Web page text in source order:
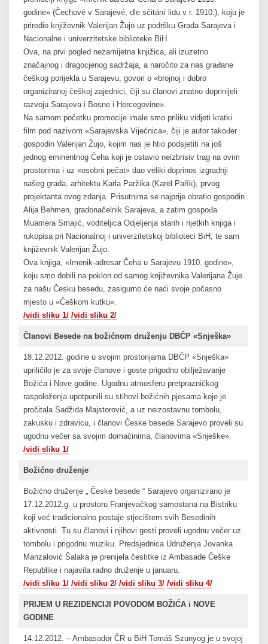
godine» (Čechové v Sarajevé, dle sčitání lidu v r. 1910.), koju je
priredio književnik Valerijan Žujo uz podršku Grada Sarajeva i
Nacionalne i univerzitetske biblioteke BiH.
Ova, na prvi pogled nezamijetna knjižica, ali izuzetno
značajnog i dragocjenog sadržaja, a naročito za nas građane
češkog porijekla u Sarajevu, govori o «brojnoj i dobro
organiziranoj češkoj zajednici, čiji su članovi znatno doprinijeli
razvoju Sarajeva i Bosne i Hercegovine».
Na samom početku promocije imale smo priliku vidjeti kratki
film pod nazivom «Sarajevska Vijećnica», čiji je autor također
gospodin Valerijan Žujo, kojim nas je htio podsjetiti na još
jednog eminentnog Čeha koji je ostavio neizbrisiv trag na ovim
prostorima i uz «osobni pečat» dao veliki doprinos izgradnji
našeg grada, arhitektu Karla Paržika (Karel Pařík), prvog
projektanta ovog zdanja. Prisutnima se najprije obratio gospodin
Alija Behmen, gradonačelnik Sarajeva, a zatim gospođa
Muamera Smajić, voditeljica Odjeljenja starih i rijetkih knjiga i
rukopisa pri Nacionalnoj i univerzitetskoj biblioteci BiH, te sam
književnik Valerijan Žujo.
Ova knjiga, «Imenik-adresar Čeha u Sarajevu 1910. godine»,
koju smo dobili na poklon od samog književnika Valerijana Žuje
za našu Česku besedu, zasigurno će naći svoje počasno
mjesto u «Češkom kutku».
/vidi sliku 1/ /vidi sliku 2/
Članovi Besede na božićnom druženju DBČP «Snješka»
18.12.2012. godine u svojim prostorijama DBČP «Snješka»
upriličilo je za svoje članove i goste prigodno obilježavanje
Božića i Nove godine. Ugodnu atmosferu pretprazničkog
raspoloženja upotpunili su stihovi božićnih pjesama koje je
pročitala Sadžida Majstorović, a uz neizostavnu tombolu,
zakusku i zdravicu, i članovi Česke besede Sarajevo proveli su
ugodnu večer sa svojim domaćinima, članovima «Snješke».
/vidi sliku 1/
Božićno druženje
Božićno druženje „ Česke besede “ Sarajevo organizirano je
17.12.2012.g. u prostoru Franjevačkog samostana na Bistriku
koji već tradicionalno postaje stjecištem svih Besedinih
aktivnosti. Tu su članovi i njihovi gosti proveli ugodnu večer uz
tombolu i prigodnu muziku. Predsjednica Udruženja Jovanka
Manzalović Šalaka je prenijela čestitke iz Ambasade Češke
Republike i najavila radno druženje u januaru.
/vidi sliku 1/ /vidi sliku 2/ /vidi sliku 3/ /vidi sliku 4/
PRIJEM U REZIDENCIJI POVODOM BOŽIĆA i NOVE
GODINE
14.12.2012. – Ambasador ČR u BiH Tomáš Szunyog je u svojoj